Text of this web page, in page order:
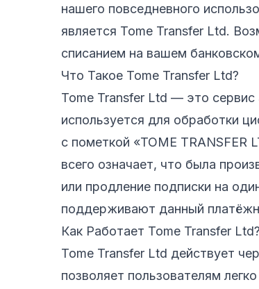
нашего повседневного
является Tome Transfer Ltd.
списанием на вашем
Что Такое Tome Transfer Ltd?
Tome Transfer Ltd — это
используется для обработки
с пометкой «TOME TRANSFER
всего означает, что была
или продление подписки на
поддерживают данный
Как Работает Tome Transfer Ltd?
Tome Transfer Ltd действует
позволяет пользователям